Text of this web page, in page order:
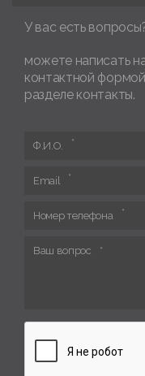
У вас есть
можете написать
контактной
разделе контакты.
Ф.И.О.
Email
Номер телефона
Ваш вопрос